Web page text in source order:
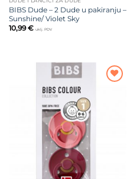
BIBS Dude – 2 Dude u pakiranju –
Sunshine/ Violet Sky
10,99€ uklj. PDV